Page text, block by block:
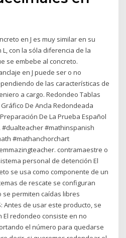
en J es muy similar en su
con la sóla diferencia de la
se embebe al concreto.
en J puede ser o no
de las características de
a cargo. Redondeo Tablas
De Ancla Redondeada
De La Prueba Español
#dualteacher #mathinspanish
#mathanchorchart
contramaestre o
personal de detención El
se usa como componente de un
de rescate se configuran
se permiten caídas libres
Antes de usar este producto, se
redondeo consiste en no
el número para quedarse